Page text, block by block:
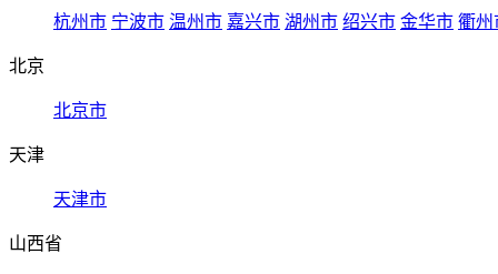
杭州市 宁波市 温州市 嘉兴市 湖州市 绍兴市 金华市 衢州
北京
北京市
天津
天津市
山西省